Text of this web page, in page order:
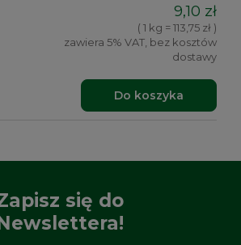
9,10 zł
( 1 kg = 113,75 zł )
zawiera 5% VAT, bez kosztów
dostawy
Do koszyka
się do